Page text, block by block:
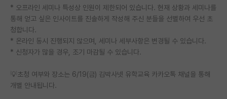
* 오프라인 세미나 특성상 인원이 제한되어 있습니다. 현재 상황과 세미나를
통해 얻고 싶은 인사이트를 진솔하게 작성해 주신 분들을 선별하여 우선 초
청합니다.
* 온라인 동시 진행되지 않으며, 세미나 세부사항은 변경될 수 있습니다.
* 신청자가 많을 경우, 조기 마감될 수 있습니다.
💡초청 여부와 장소는 6/19(금) 김박사넷 유학교육 카카오톡 채널을 통해
개별 안내됩니다.